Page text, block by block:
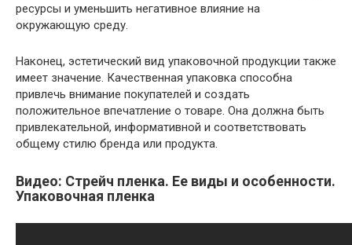
ресурсы и уменьшить негативное влияние на
окружающую среду.
Наконец, эстетический вид упаковочной продукции также
имеет значение. Качественная упаковка способна
привлечь внимание покупателей и создать
положительное впечатление о товаре. Она должна быть
привлекательной, информативной и соответствовать
общему стилю бренда или продукта.
Видео: Стрейч пленка. Ее виды и особенности.
Упаковочная пленка